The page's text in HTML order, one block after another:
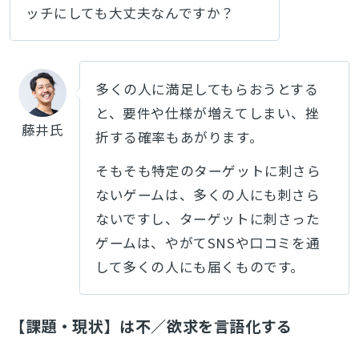
ッチにしても大丈夫なんですか？
藤井氏
多くの人に満足してもらおうとする
と、要件や仕様が増えてしまい、挫
折する確率もあがります。
そもそも特定のターゲットに刺さら
ないゲームは、多くの人にも刺さら
ないですし、ターゲットに刺さった
ゲームは、やがてSNSや口コミを通
して多くの人にも届くものです。
【課題・現状】は不／欲求を言語化する